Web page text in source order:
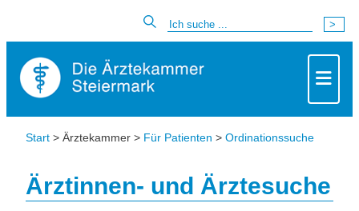
Start > Ärztekammer > Für Patienten > Ordinationssuche
Ärztinnen- und Ärztesuche